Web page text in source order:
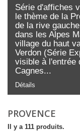
Série d'affiches
le thème de la
de la rive
dans les Alpes
village du haut
Verdon (Série
visible à l'entrée
Cagnes...
Détails
PROVENCE
Il y a 111 produits.